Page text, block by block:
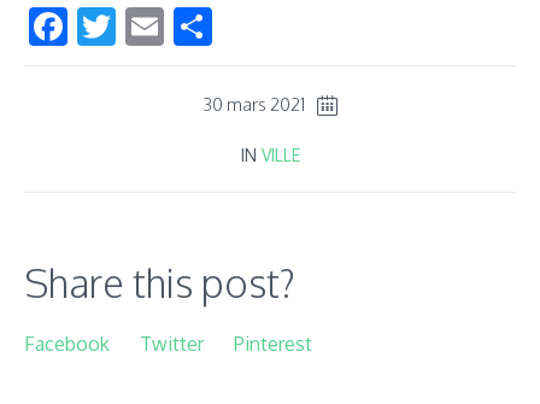
Facebook
Twitter
Email
30 mars 2021
IN VILLE
Share this post?
Facebook Twitter Pinterest